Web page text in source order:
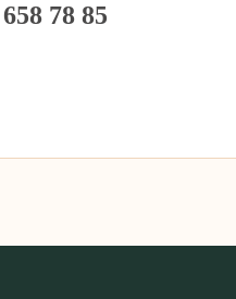
78 85
Bu ürüne ilk yorumu siz yapın!